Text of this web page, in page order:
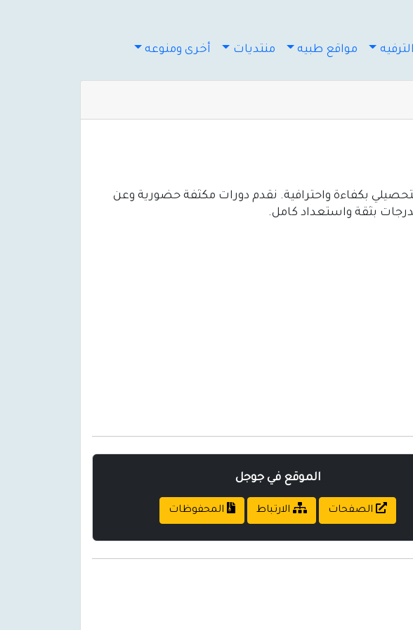
مواقع طبيه منتديات أخرى ومنوعه
بكفاءة واحترافية. نقدم دورات مكثفة حضورية وعن
بثقة واستعداد كامل.
الموقع في جوجل
الصفحات الارتباط المحفوظات